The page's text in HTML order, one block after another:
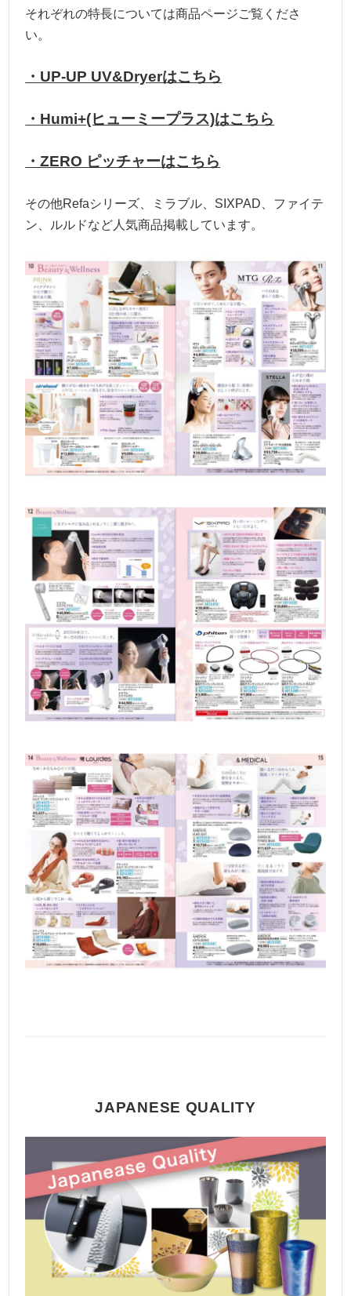
それぞれの特長については商品ページご覧くださ
い。
・UP-UP UV&Dryerはこちら
・Humi+(ヒューミープラス)はこちら
・ZERO ピッチャーはこちら
その他Refaシリーズ、ミラブル、SIXPAD、ファイテ
ン、ルルドなど人気商品掲載しています。
JAPANESE QUALITY